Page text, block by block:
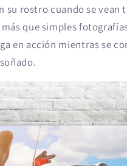
su rostro cuando se
que simples
en acción mientras se